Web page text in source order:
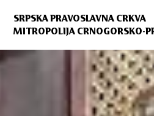
SRPSKA PRAVOSLAVNA CRKVA
MITROPOLIJA CRNOGORSKO-